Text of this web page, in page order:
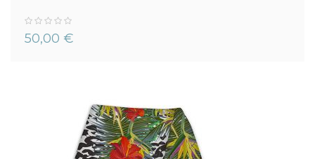
0%
50,00 €